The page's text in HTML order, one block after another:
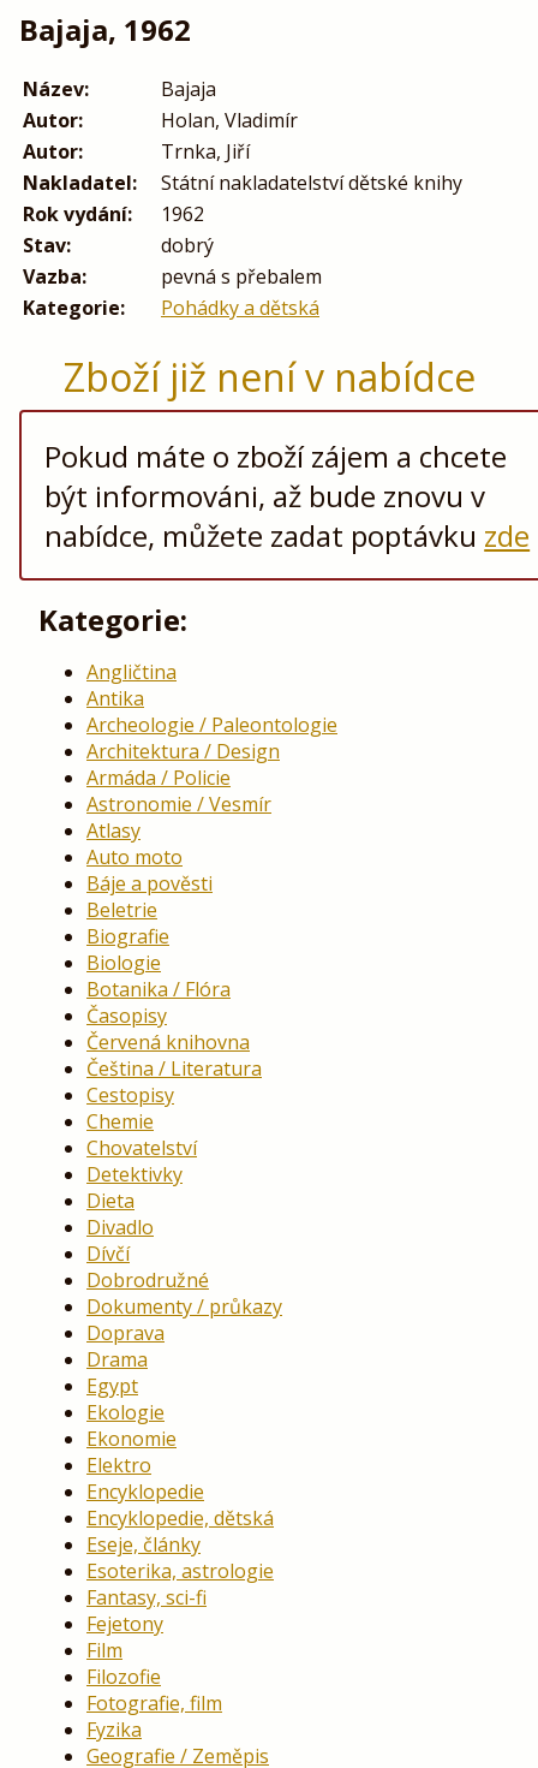
Bajaja, 1962
Název:
Bajaja
Autor:
Holan, Vladimír
Autor:
Trnka, Jiří
Nakladatel:
Státní nakladatelství dětské knihy
Rok vydání:
1962
Stav:
dobrý
Vazba:
pevná s přebalem
Kategorie:
Pohádky a dětská
Zboží již není v nabídce
Pokud máte o zboží zájem a chcete
být informováni, až bude znovu v
nabídce, můžete zadat poptávku zde
Kategorie:
Angličtina
Antika
Archeologie / Paleontologie
Architektura / Design
Armáda / Policie
Astronomie / Vesmír
Atlasy
Auto moto
Báje a pověsti
Beletrie
Biografie
Biologie
Botanika / Flóra
Časopisy
Červená knihovna
Čeština / Literatura
Cestopisy
Chemie
Chovatelství
Detektivky
Dieta
Divadlo
Dívčí
Dobrodružné
Dokumenty / průkazy
Doprava
Drama
Egypt
Ekologie
Ekonomie
Elektro
Encyklopedie
Encyklopedie, dětská
Eseje, články
Esoterika, astrologie
Fantasy, sci-fi
Fejetony
Film
Filozofie
Fotografie, film
Fyzika
Geografie / Zeměpis